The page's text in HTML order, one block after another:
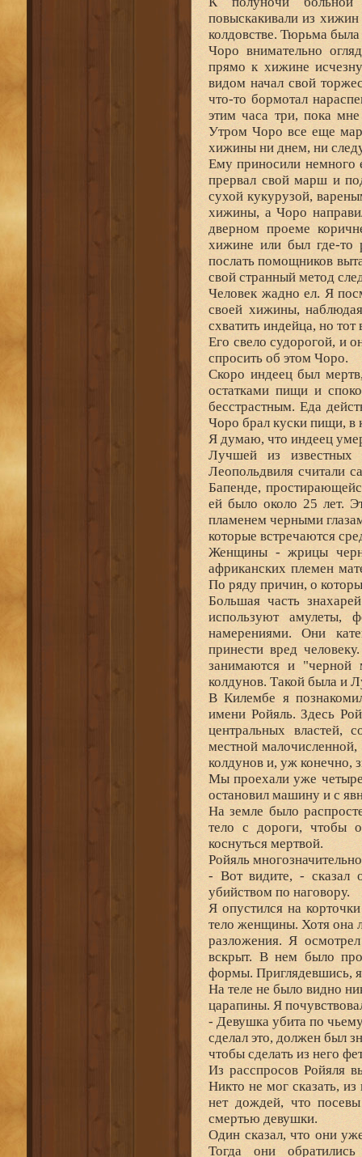
повыскакивали из
колдовстве. Тюрьма была
Чоро внимательно
прямо к хижине
видом начал свой
что-то бормотал
этим часа три, пока
Утром Чоро все еще
хижины ни днем, ни
Ему приносили
прервал свой марш и
сухой кукурузой,
хижины, а Чоро
дверном проеме
хижине или был где-то
послать помощников
свой странный метод
Человек жадно ел. Я
своей хижины,
схватить индейца, но
Его свело судорогой, и
спросить об этом Чоро.
Скоро индеец был
остатками пищи и
бесстрастным. Еда
Чоро брал куски пищи, в
Я думаю, что индеец
Лучшей из известных
Леопольдвиля считали
Бапенде,
ей было около 25 лет.
пламенем черными
которые встречаются
Женщины - жрицы
африканских племен
По ряду причин, о
Большая часть
используют амулеты,
намерениями. Они
принести вред
занимаются и "черной
колдунов. Такой была и
В Килембе я
имени Ройяль. Здесь
центральных властей,
местной
колдунов и, уж конечно,
Мы проехали уже четыре
остановил машину и с
На земле было
тело с дороги, чтобы
коснуться мертвой.
Ройяль
- Вот видите, - сказал
убийством по наговору.
Я опустился на
тело женщины. Хотя она
разложения. Я
вскрыт. В нем было
формы. Приглядевшись,
На теле не было видно
царапины. Я
- Девушка убита по
сделал это, должен был
чтобы сделать из него
Из расспросов Ройяля
Никто не мог сказать,
нет дождей, что
смертью девушки.
Один сказал, что они
Тогда они